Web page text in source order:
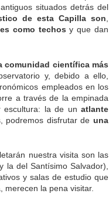
situados detrás del
de esta Capilla son,
como techos y que dan
comunidad científica más
y, debido a ello,
empleados en los
a través de la empinada
escultura: la de un atlante
podremos disfrutar deuna
nuestra visita son las
la del Santísimo Salvador),
y salas de estudio que
la pena visitar.